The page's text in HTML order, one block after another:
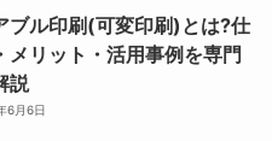
ブル印刷(可変印刷)とは?仕
メリット・活用事例を専門
説
6月6日